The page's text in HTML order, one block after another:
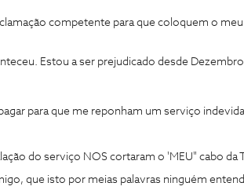
competente para que coloquem o
Estou a ser prejudicado desde
para que me reponham um serviço
do serviço NOS cortaram o 'MEU" cabo da
que isto por meias palavras ninguém